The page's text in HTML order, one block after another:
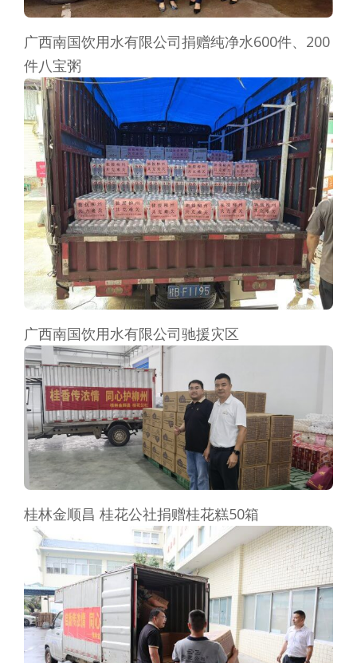
广西南国饮用水有限公司捐赠纯净水600件、200
件八宝粥
广西南国饮用水有限公司驰援灾区
桂林金顺昌 桂花公社捐赠桂花糕50箱